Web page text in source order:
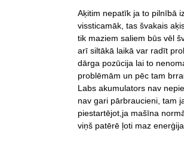
Aķitim nepatīk ja to pilnībā
vissticamāk, tas švakais
tik maziem saliem būs vēl
arī siltākā laikā var radīt
dārga pozūcija lai to
problēmām un pēc tam
Labs akumulators nav
nav gari pārbraucieni, tam
piestartējot,ja mašīna
viņš patērē ļoti maz